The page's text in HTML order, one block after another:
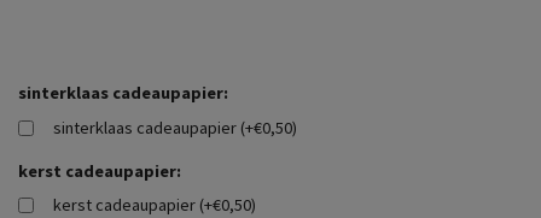
sinterklaas cadeaupapier:
sinterklaas cadeaupapier (+€0,50)
kerst cadeaupapier:
kerst cadeaupapier (+€0,50)